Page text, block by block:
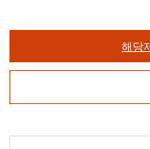
해당